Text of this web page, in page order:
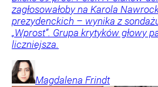
zagłosowałoby na Karola
prezydenckich – wynika z
„Wprost”. Grupa krytyków głowy
liczniejsza.
Magdalena Frindt